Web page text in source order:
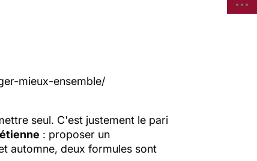
mieux-ensemble/
seul. C'est justement le pari
: proposer un
automne, deux formules sont